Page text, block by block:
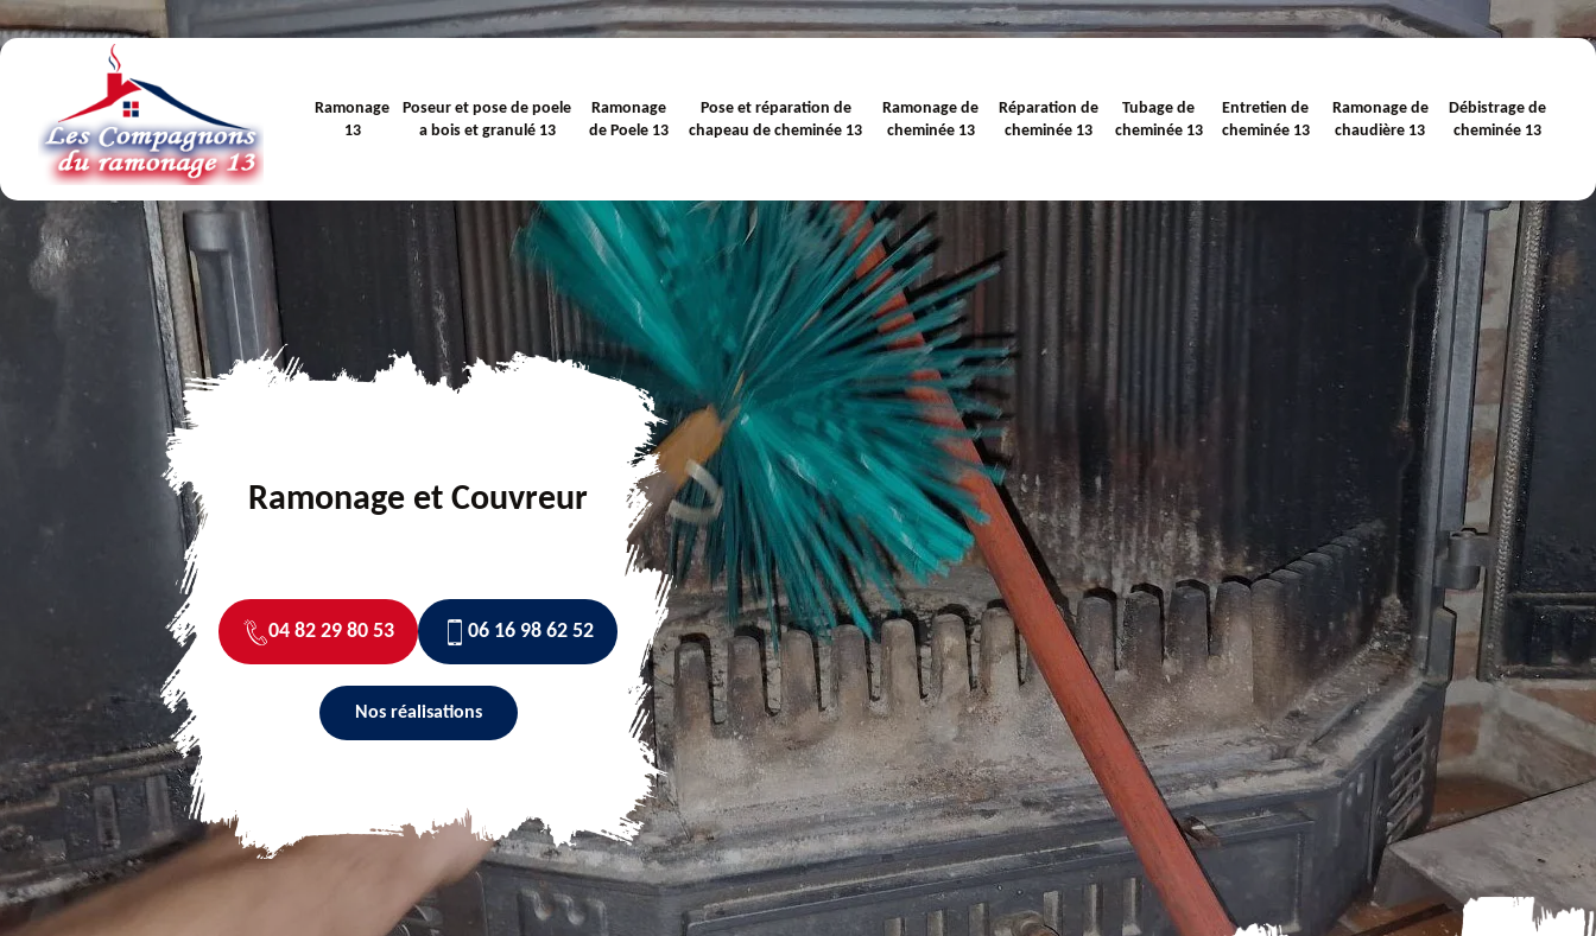
Ramonage
13
Poseur et pose de poele
a bois et granulé 13
Ramonage
de Poele 13
Pose et réparation de
chapeau de cheminée 13
Ramonage de
cheminée 13
Réparation de
cheminée 13
Tubage de
cheminée 13
Entretien de
cheminée 13
Ramonage de
chaudière 13
Débistrage de
cheminée 13
Ramonage et Couvreur
04 82 29 80 53 06 16 98 62 52
Nos réalisations